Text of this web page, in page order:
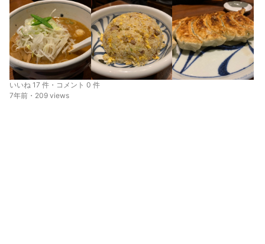
いいね 17 件・コメント 0 件
7年前・209 views